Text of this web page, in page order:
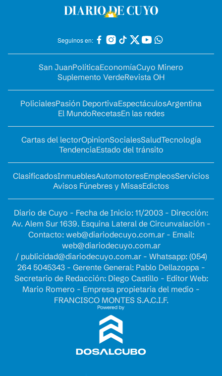
Seguinos en:
San JuanPolíticaEconomíaCuyo Minero
Suplemento VerdeRevista OH
PolicialesPasión DeportivaEspectáculosArgentina
El MundoRecetasEn las redes
Cartas del lectorOpinionSocialesSaludTecnología
TendenciaEstado del tránsito
ClasificadosInmueblesAutomotoresEmpleosServicios
Avisos Fúnebres y MisasEdictos
Diario de Cuyo - Fecha de Inicio: 11/2003 - Dirección:
Av. Alem Sur 1639. Esquina Lateral de Circunvalación -
Contacto: web@diariodecuyo.com.ar- Email:
web@diariodecuyo.com.ar
/ publicidad@diariodecuyo.com.ar- Whatsapp: (054)
264 5045343 - Gerente General: Pablo Dellazoppa -
Secretario de Redacción: Diego Castillo - Editor Web:
Mario Romero - Empresa propietaria del medio -
FRANCISCO MONTES S.A.C.I.F.